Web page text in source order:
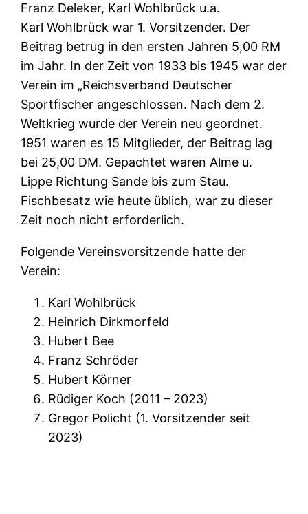
Franz Deleker, Karl Wohlbrück u.a.
Karl Wohlbrück war 1. Vorsitzender. Der
Beitrag betrug in den ersten Jahren 5,00 RM
im Jahr. In der Zeit von 1933 bis 1945 war der
Verein im „Reichsverband Deutscher
Sportfischer angeschlossen. Nach dem 2.
Weltkrieg wurde der Verein neu geordnet.
1951 waren es 15 Mitglieder, der Beitrag lag
bei 25,00 DM. Gepachtet waren Alme u.
Lippe Richtung Sande bis zum Stau.
Fischbesatz wie heute üblich, war zu dieser
Zeit noch nicht erforderlich.
Folgende Vereinsvorsitzende hatte der
Verein:
Karl Wohlbrück
Heinrich Dirkmorfeld
Hubert Bee
Franz Schröder
Hubert Körner
Rüdiger Koch (2011 – 2023)
Gregor Policht (1. Vorsitzender seit
2023)